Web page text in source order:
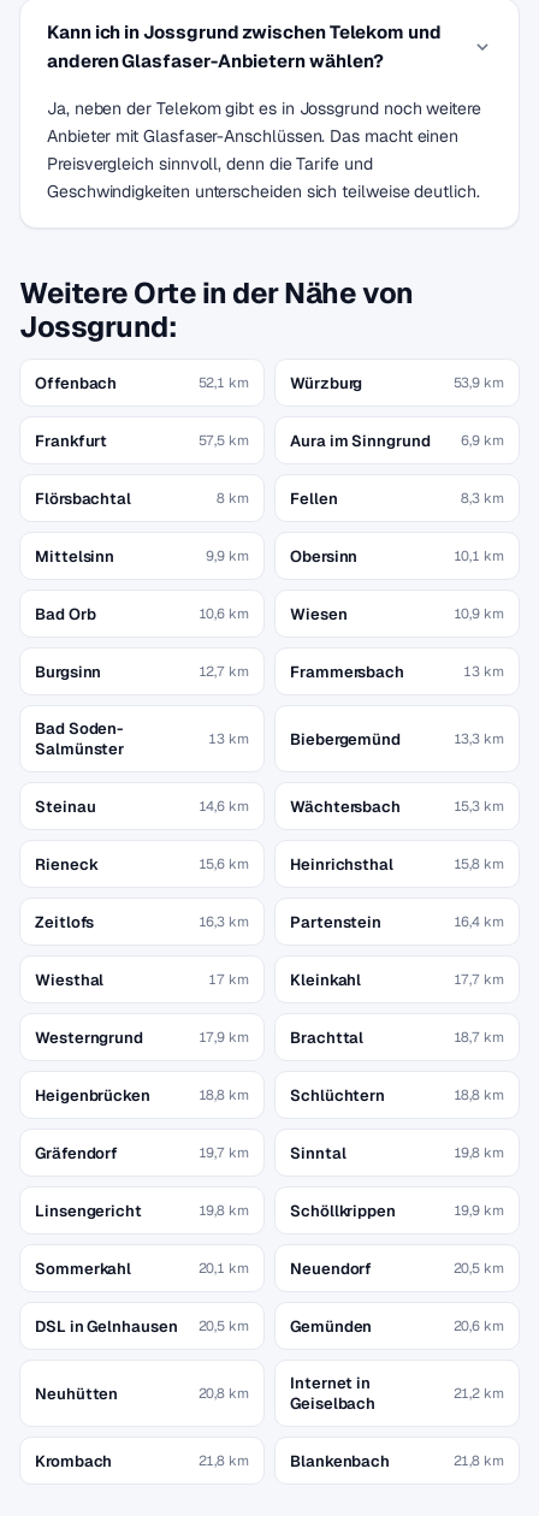
Kann ich in Jossgrund zwischen Telekom und
anderen Glasfaser-Anbietern wählen?
Ja, neben der Telekom gibt es in Jossgrund noch weitere
Anbieter mit Glasfaser-Anschlüssen. Das macht einen
Preisvergleich sinnvoll, denn die Tarife und
Geschwindigkeiten unterscheiden sich teilweise deutlich.
Weitere Orte in der Nähe von
Jossgrund:
Offenbach 52,1 km Würzburg 53,9 km
Frankfurt 57,5 km Aura im Sinngrund 6,9 km
Flörsbachtal 8 km Fellen 8,3 km
Mittelsinn 9,9 km Obersinn 10,1 km
Bad Orb 10,6 km Wiesen 10,9 km
Burgsinn 12,7 km Frammersbach 13 km
Bad Soden-
Salmünster
13 km Biebergemünd 13,3 km
Steinau 14,6 km Wächtersbach 15,3 km
Rieneck 15,6 km Heinrichsthal 15,8 km
Zeitlofs 16,3 km Partenstein 16,4 km
Wiesthal 17 km Kleinkahl 17,7 km
Westerngrund 17,9 km Brachttal 18,7 km
Heigenbrücken 18,8 km Schlüchtern 18,8 km
Gräfendorf 19,7 km Sinntal 19,8 km
Linsengericht 19,8 km Schöllkrippen 19,9 km
Sommerkahl 20,1 km Neuendorf 20,5 km
DSL in Gelnhausen 20,5 km Gemünden 20,6 km
Neuhütten 20,8 km
Internet in
Geiselbach
21,2 km
Krombach 21,8 km Blankenbach 21,8 km